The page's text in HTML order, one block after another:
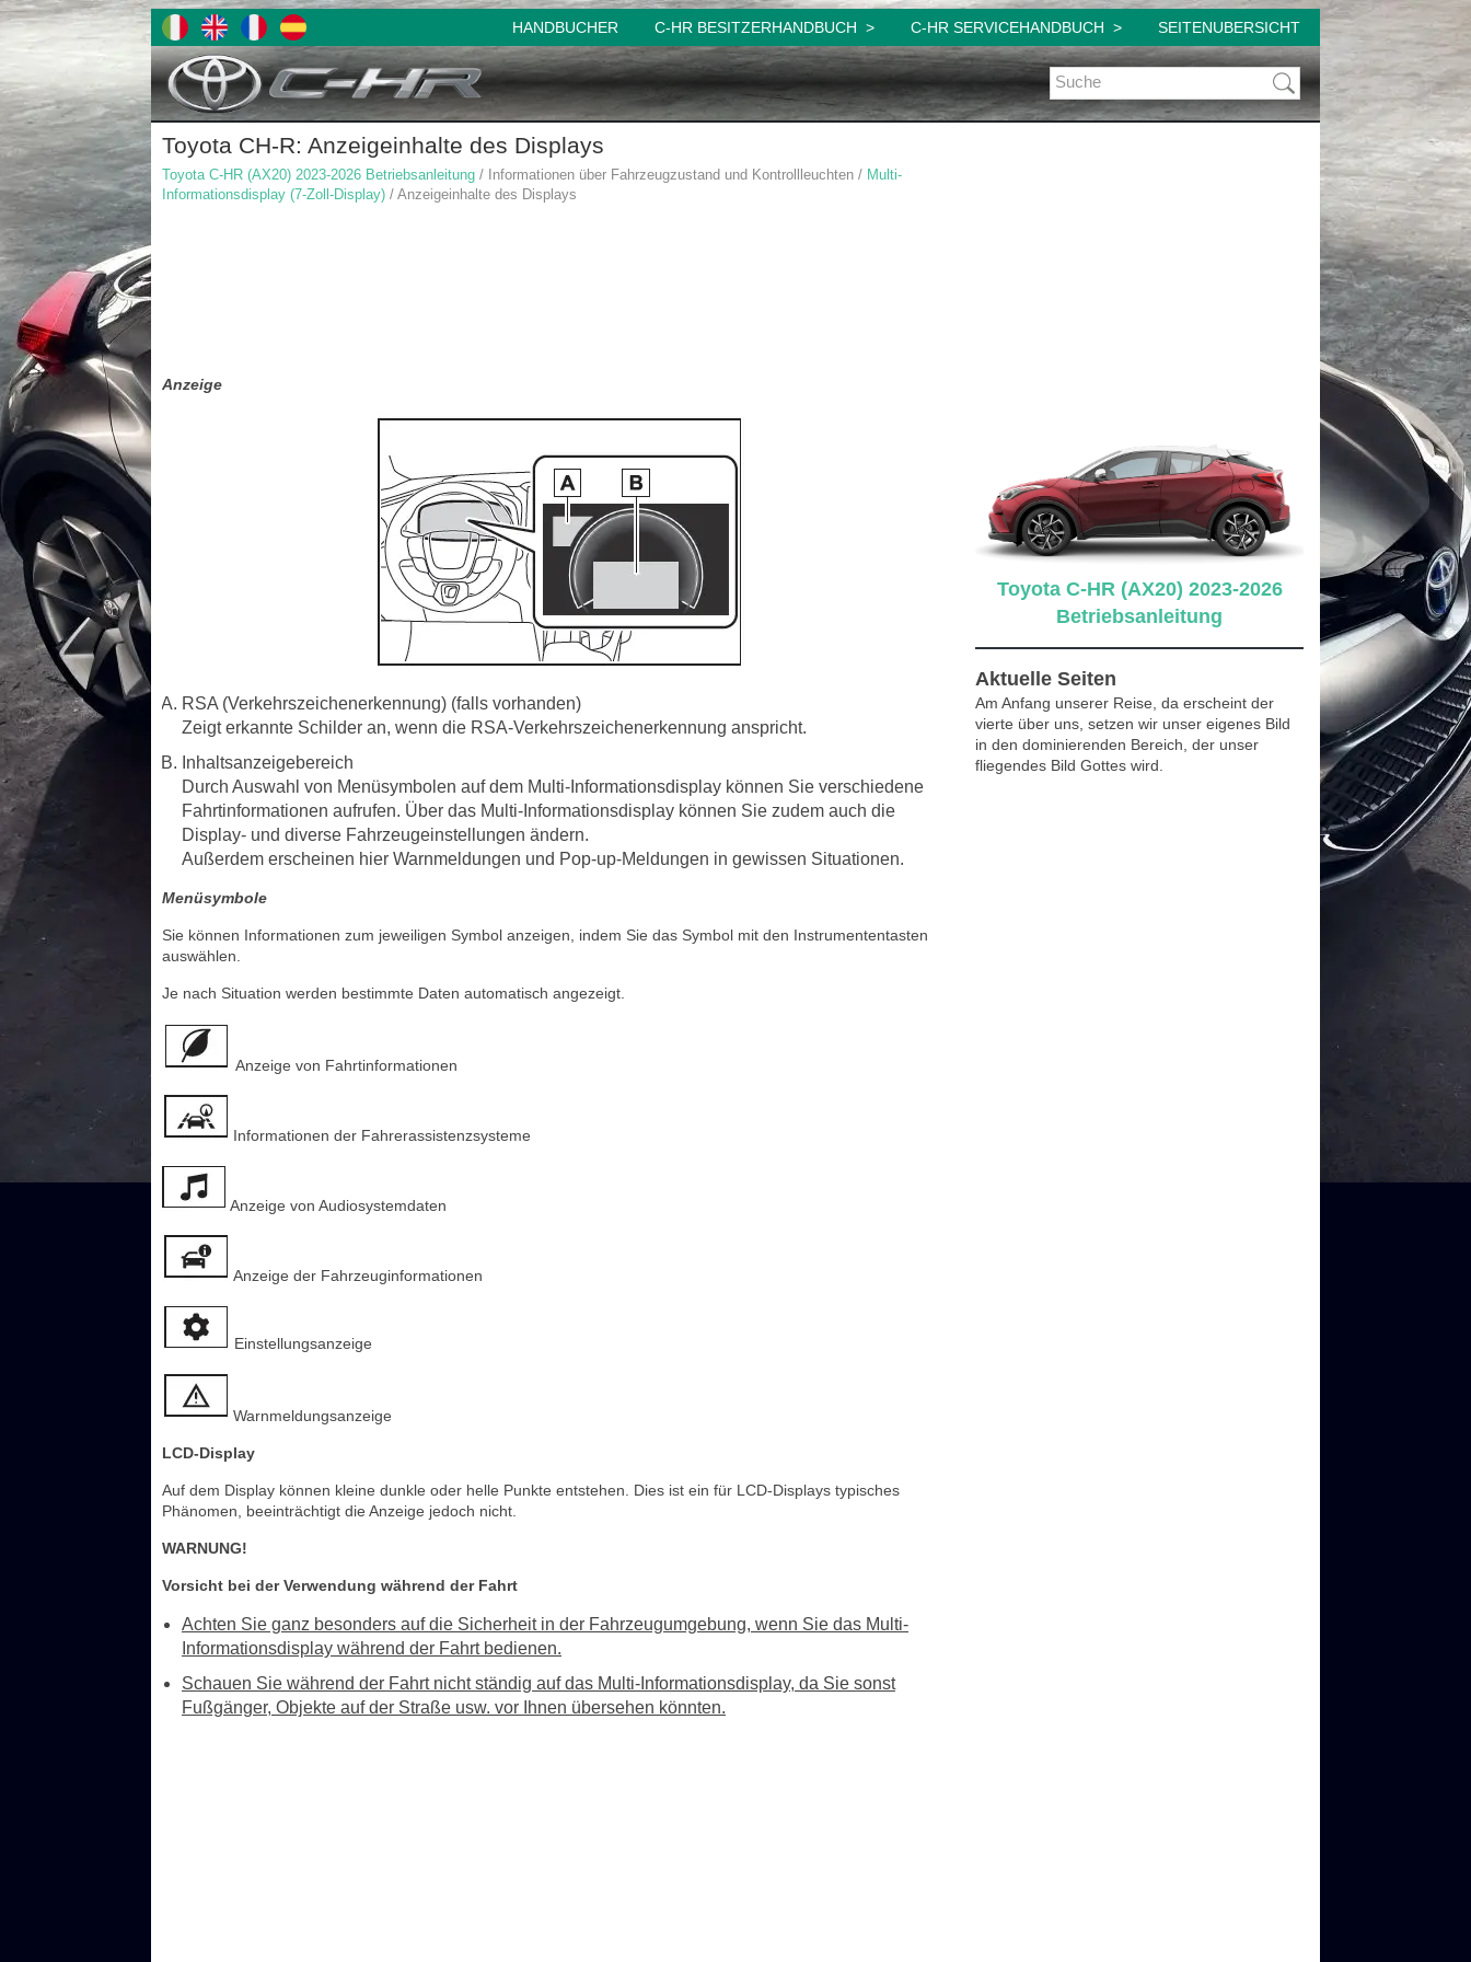
HANDBUCHER C-HR BESITZERHANDBUCH C-HR SERVICEHANDBUCH SEITENUBERSICHT
Toyota CH-R: Anzeigeinhalte des Displays
Toyota C-HR (AX20) 2023-2026 Betriebsanleitung / Informationen über Fahrzeugzustand und Kontrollleuchten / Multi-
Informationsdisplay (7-Zoll-Display) / Anzeigeinhalte des Displays
Anzeige
RSA (Verkehrszeichenerkennung) (falls vorhanden)
Zeigt erkannte Schilder an, wenn die RSA-Verkehrszeichenerkennung anspricht.
Inhaltsanzeigebereich
Durch Auswahl von Menüsymbolen auf dem Multi-Informationsdisplay können Sie verschiedene
Fahrtinformationen aufrufen. Über das Multi-Informationsdisplay können Sie zudem auch die
Display- und diverse Fahrzeugeinstellungen ändern.
Außerdem erscheinen hier Warnmeldungen und Pop-up-Meldungen in gewissen Situationen.
Menüsymbole
Sie können Informationen zum jeweiligen Symbol anzeigen, indem Sie das Symbol mit den Instrumententasten
auswählen.
Je nach Situation werden bestimmte Daten automatisch angezeigt.
Anzeige von Fahrtinformationen
Informationen der Fahrerassistenzsysteme
Anzeige von Audiosystemdaten
Anzeige der Fahrzeuginformationen
Einstellungsanzeige
Warnmeldungsanzeige
LCD-Display
Auf dem Display können kleine dunkle oder helle Punkte entstehen. Dies ist ein für LCD-Displays typisches
Phänomen, beeinträchtigt die Anzeige jedoch nicht.
WARNUNG!
Vorsicht bei der Verwendung während der Fahrt
Achten Sie ganz besonders auf die Sicherheit in der Fahrzeugumgebung, wenn Sie das Multi-
Informationsdisplay während der Fahrt bedienen.
Schauen Sie während der Fahrt nicht ständig auf das Multi-Informationsdisplay, da Sie sonst
Fußgänger, Objekte auf der Straße usw. vor Ihnen übersehen könnten.
Toyota C-HR (AX20) 2023-2026
Betriebsanleitung
Aktuelle Seiten
Am Anfang unserer Reise, da erscheint der
vierte über uns, setzen wir unser eigenes Bild
in den dominierenden Bereich, der unser
fliegendes Bild Gottes wird.